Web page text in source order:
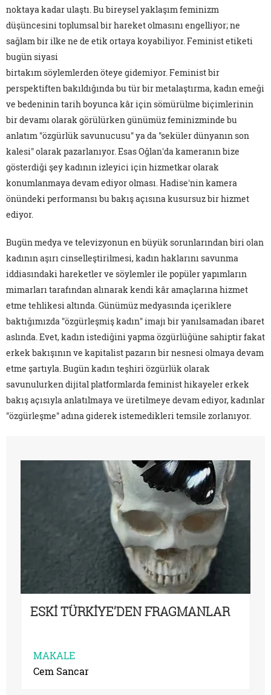
noktaya kadar ulaştı. Bu bireysel yaklaşım feminizm
düşüncesini toplumsal bir hareket olmasını engelliyor; ne
sağlam bir ilke ne de etik ortaya koyabiliyor. Feminist etiketi
bugün siyasi
birtakım söylemlerden öteye gidemiyor. Feminist bir
perspektiften bakıldığında bu tür bir metalaştırma, kadın emeği
ve bedeninin tarih boyunca kâr için sömürülme biçimlerinin
bir devamı olarak görülürken günümüz feminizminde bu
anlatım "özgürlük savunucusu" ya da "seküler dünyanın son
kalesi" olarak pazarlanıyor. Esas Oğlan'da kameranın bize
gösterdiği şey kadının izleyici için hizmetkar olarak
konumlanmaya devam ediyor olması. Hadise'nin kamera
önündeki performansı bu bakış açısına kusursuz bir hizmet
ediyor.
Bugün medya ve televizyonun en büyük sorunlarından biri olan
kadının aşırı cinselleştirilmesi, kadın haklarını savunma
iddiasındaki hareketler ve söylemler ile popüler yapımların
mimarları tarafından alınarak kendi kâr amaçlarına hizmet
etme tehlikesi altında. Günümüz medyasında içeriklere
baktığımızda "özgürleşmiş kadın" imajı bir yanılsamadan ibaret
aslında. Evet, kadın istediğini yapma özgürlüğüne sahiptir fakat
erkek bakışının ve kapitalist pazarın bir nesnesi olmaya devam
etme şartıyla. Bugün kadın teşhiri özgürlük olarak
savunulurken dijital platformlarda feminist hikayeler erkek
bakış açısıyla anlatılmaya ve üretilmeye devam ediyor, kadınlar
"özgürleşme" adına giderek istemedikleri temsile zorlanıyor.
ESKİ TÜRKİYE’DEN FRAGMANLAR
MAKALE
Cem Sancar